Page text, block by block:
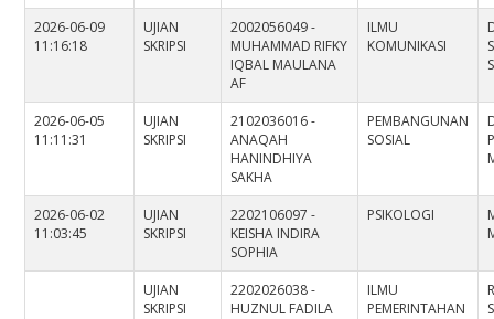
2026-06-09
11:16:18
UJIAN
SKRIPSI
2002056049 -
MUHAMMAD RIFKY
IQBAL MAULANA
AF
ILMU
KOMUNIKASI
2026-06-05
11:11:31
UJIAN
SKRIPSI
2102036016 -
ANAQAH
HANINDHIYA
SAKHA
PEMBANGUNAN
SOSIAL
2026-06-02
11:03:45
UJIAN
SKRIPSI
2202106097 -
KEISHA INDIRA
SOPHIA
PSIKOLOGI
UJIAN
SKRIPSI
2202026038 -
HUZNUL FADILA
ILMU
PEMERINTAHAN